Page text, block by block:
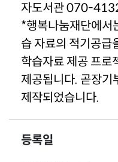
자도서관 070-
*행복나눔재단에서
습 자료의 적기공급
학습자료 제공 프로
제공됩니다. 곧장
제작되었습니다.
등록일